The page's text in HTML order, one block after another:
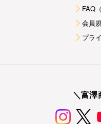
FAQ
会員
プラ
＼富澤